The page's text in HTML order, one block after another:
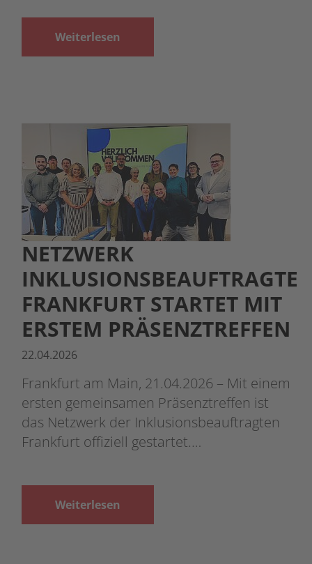
Weiterlesen
NETZWERK
INKLUSIONSBEAUFTRAGTE
FRANKFURT STARTET MIT
ERSTEM PRÄSENZTREFFEN
22.04.2026
Frankfurt am Main, 21.04.2026 – Mit einem
ersten gemeinsamen Präsenztreffen ist
das Netzwerk der Inklusionsbeauftragten
Frankfurt offiziell gestartet.…
Weiterlesen